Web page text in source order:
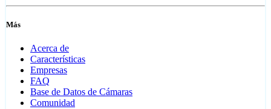
Más
Acerca de
Características
Empresas
FAQ
Base de Datos de Cámaras
Comunidad